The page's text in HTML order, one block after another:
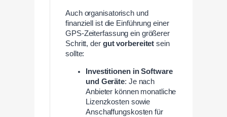
Auch organisatorisch und
finanziell ist die Einführung einer
GPS-Zeiterfassung ein größerer
Schritt, der gut vorbereitet sein
sollte:
Investitionen in Software
und Geräte: Je nach
Anbieter können monatliche
Lizenzkosten sowie
Anschaffungskosten für